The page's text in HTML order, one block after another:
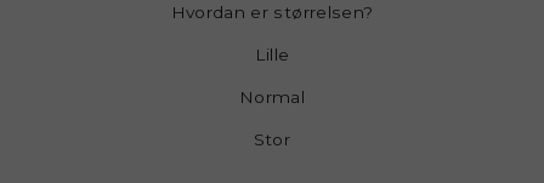
Hvordan er størrelsen?
Lille
Normal
Stor